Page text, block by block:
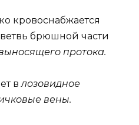
кровоснабжается
ветвь брюшной части
протока.
влозовидное
вены.